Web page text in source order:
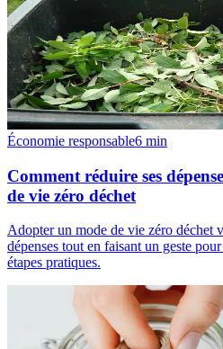
Économie responsable6 min
Comment réduire ses
de vie zéro déchet
Adopter un mode de vie zéro déchet
dépenses tout en faisant un geste
étapes pratiques.